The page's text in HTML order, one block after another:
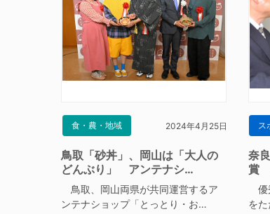
食・農・地域 2024年4月25日
鳥取「砂丼」、岡山は「大人の
どんぶり」 アンテナシ…
鳥取、岡山両県が共同運営するア
ンテナショップ「とっとり・お…
ス
奈
賞
優
を